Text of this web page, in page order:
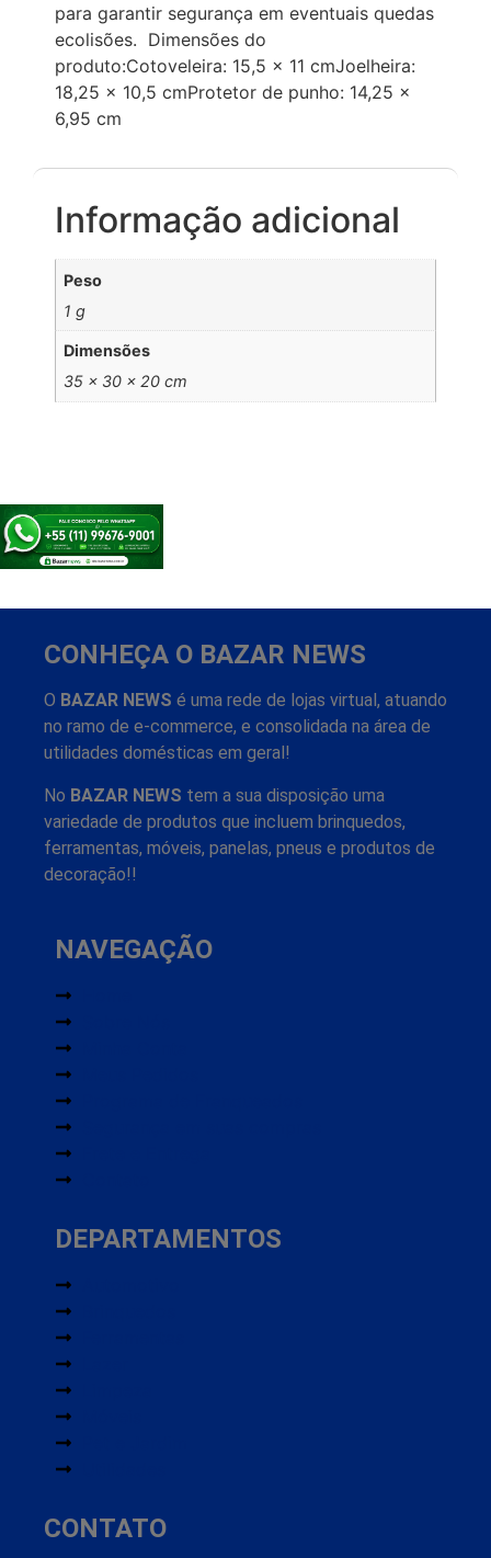
para garantir segurança em eventuais quedas
ecolisões. Dimensões do
produto:Cotoveleira: 15,5 x 11 cmJoelheira:
18,25 x 10,5 cmProtetor de punho: 14,25 x
6,95 cm
Informação adicional
Peso
1 g
Dimensões
35 × 30 × 20 cm
CONHEÇA O BAZAR NEWS
O BAZAR NEWS é uma rede de lojas virtual, atuando
no ramo de e-commerce, e consolidada na área de
utilidades domésticas em geral!
No BAZAR NEWS tem a sua disposição uma
variedade de produtos que incluem brinquedos,
ferramentas, móveis, panelas, pneus e produtos de
decoração!!
NAVEGAÇÃO
DEPARTAMENTOS
CONTATO